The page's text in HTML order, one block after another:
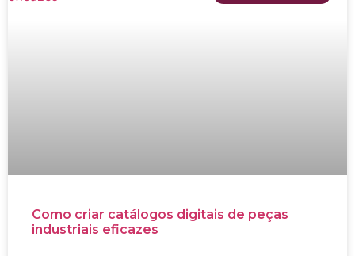
Como criar catálogos digitais de peças
industriais eficazes